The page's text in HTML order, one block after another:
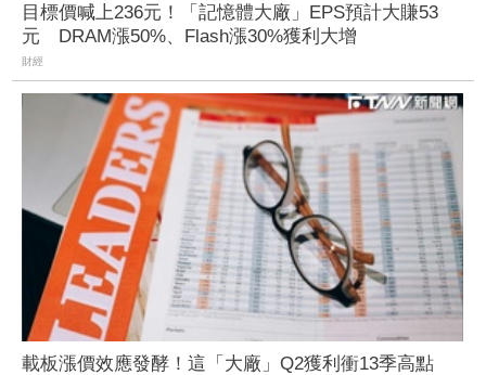
目標價喊上236元！「記憶體大廠」EPS預計大賺53
元 DRAM漲50%、Flash漲30%獲利大增
財經
載板漲價效應發酵！這「大廠」Q2獲利衝13季高點